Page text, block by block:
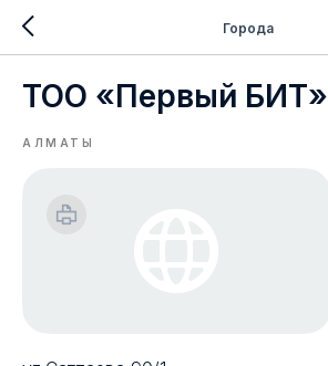
Города
ТОО «Первый БИТ»
АЛМАТЫ